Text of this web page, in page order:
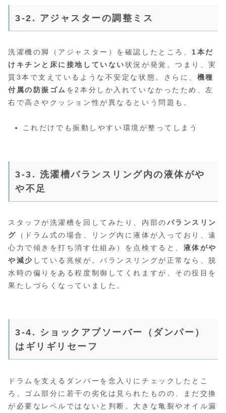
3-2. アジャスターの調整ミス
洗濯機の脚（アジャスター）を確認したところ、 1本だ
けキチンと床に接地していない状況が発覚。つまり、実
質3本で支えているような不安定な状態。さらに、 機種
付属の防振ゴム を2本分しか入れていなかったため、左
右で高さやクッション性が異なるという問題も。
これだけでも振動しやすい環境が整ってしまう
3-3. 洗濯槽バランスリング内の液体がや
や不足
スタッフが洗濯槽を回してみたり、内部のバランスリン
グ （ドラム式の場合、リング内に液体が入っており、遠
心力で傾きを打ち消す仕組み）を点検すると、 液体がや
や減少 している兆候が。バランスリングが正常なら、脱
水時の偏りをある程度制御してくれますが、その役目を
果たしづらくなっていました。
3-4. ショックアブソーバー（ダンパー）
はギリギリセーフ
ドラムを支えるダンパーを念入りにチェックしたとこ
ろ、ゴム部分に若干の劣化は見られたものの、まだ交換
が必要なレベルではないと判断。大きな亀裂やオイル漏